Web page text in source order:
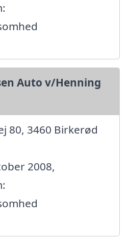
Auto v/Henning
80, 3460 Birkerød
2008,